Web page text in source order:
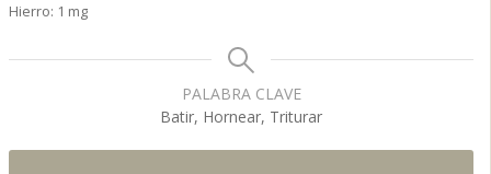
Hierro: 1 mg
PALABRA CLAVE
Batir, Hornear, Triturar